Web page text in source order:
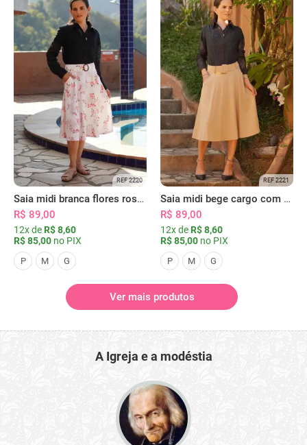
REF 2220
Saia midi branca flores rosas com bolsos
R$ 89,00
12x de R$ 8,60
R$ 85,00 no PIX
P M G
REF 2221
Saia midi bege cargo com bolsos
R$ 89,00
12x de R$ 8,60
R$ 85,00 no PIX
P M G
Ver mais produtos
A Igreja e a modéstia